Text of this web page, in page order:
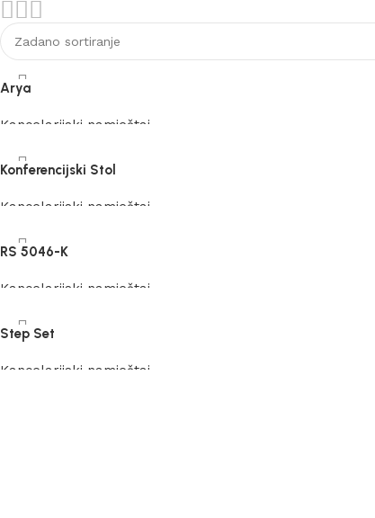
Akcija
Vidi više
Arya
Kancelarijski namještaj
Konferencijski Stol
Kancelarijski namještaj
RS 5046-K
Kancelarijski namještaj
Step Set
Kancelarijski namještaj